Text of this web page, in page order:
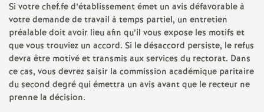
g
r
é
Si votre chef.fe d’établissement émet un avis défavorable à
votre demande de travail à temps partiel, un entretien
préalable doit avoir lieu afin qu’il vous expose les motifs et
que vous trouviez un accord. Si le désaccord persiste, le refus
devra être motivé et transmis aux services du rectorat. Dans
ce cas, vous devrez saisir la commission académique paritaire
du second degré qui émettra un avis avant que le recteur ne
prenne la décision.